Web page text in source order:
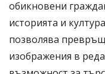
обикновени
историята и
позволява
изображения в